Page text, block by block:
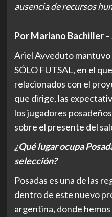
ausencia de recursos
Por Mariano Bachiller
Ariel Avveduto
SÓLO FUTSAL, en el
relacionados con el
que dirige, las
los jugadores
sobre el presente del
¿Qué lugar ocupa
selección?
Posadas es una de las
dentro de este nuevo
argentina, donde